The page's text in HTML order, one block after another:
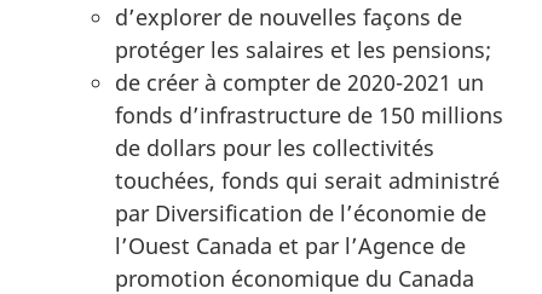
d’explorer de nouvelles façons de
protéger les salaires et les pensions;
de créer à compter de 2020-2021 un
fonds d’infrastructure de 150 millions
de dollars pour les collectivités
touchées, fonds qui serait administré
par Diversification de l’économie de
l’Ouest Canada et par l’Agence de
promotion économique du Canada